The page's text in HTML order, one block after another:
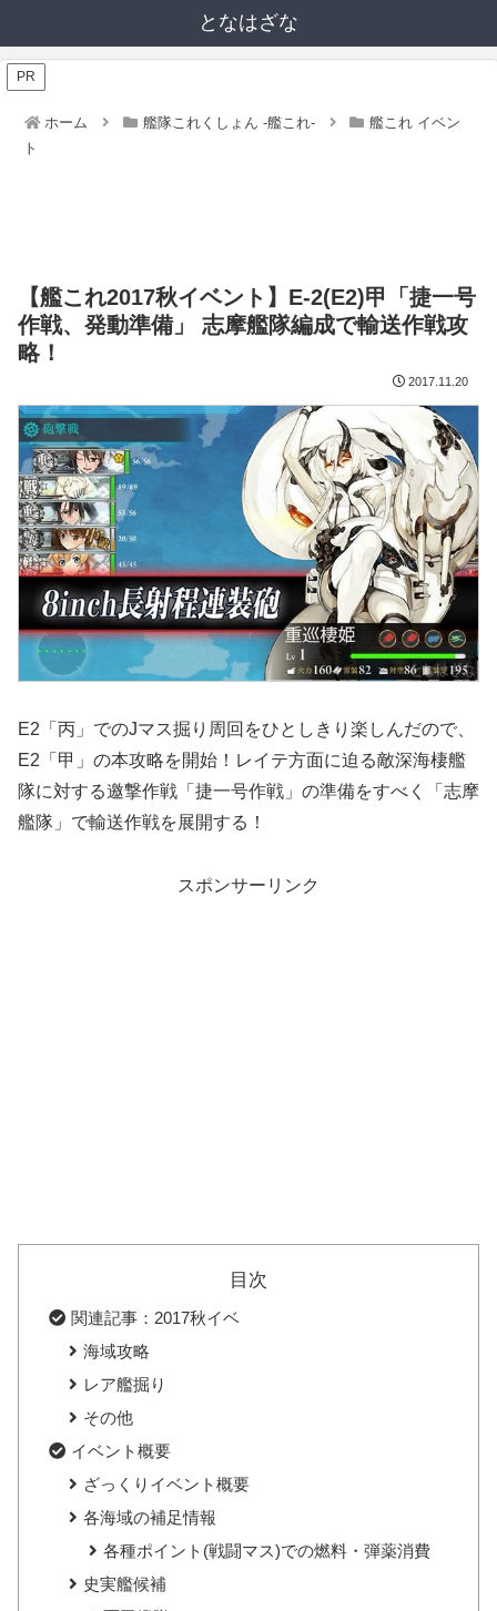
となはざな
PR
ホーム 艦隊これくしょん -艦これ-
艦これ イベン
ト
【艦これ2017秋イベント】E-2(E2)甲「捷一号
作戦、発動準備」 志摩艦隊編成で輸送作戦攻
略！
2017.11.20
E2「丙」でのJマス掘り周回をひとしきり楽しんだので、
E2「甲」の本攻略を開始！レイテ方面に迫る敵深海棲艦
隊に対する邀撃作戦「捷一号作戦」の準備をすべく「志摩
艦隊」で輸送作戦を展開する！
スポンサーリンク
目次
関連記事：2017秋イベ
海域攻略
レア艦掘り
その他
イベント概要
ざっくりイベント概要
各海域の補足情報
各種ポイント(戦闘マス)での燃料・弾薬消費
史実艦候補